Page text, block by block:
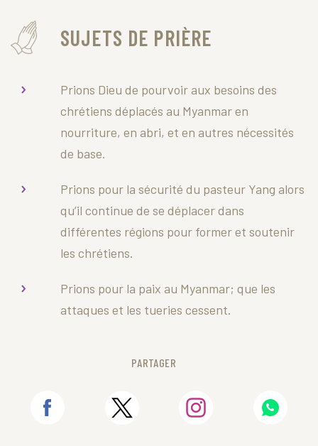
SUJETS DE PRIÈRE
Prions Dieu de pourvoir aux besoins des
chrétiens déplacés au Myanmar en
nourriture, en abri, et en autres nécessités
de base.
Prions pour la sécurité du pasteur Yang alors
qu’il continue de se déplacer dans
différentes régions pour former et soutenir
les chrétiens.
Prions pour la paix au Myanmar; que les
attaques et les tueries cessent.
PARTAGER